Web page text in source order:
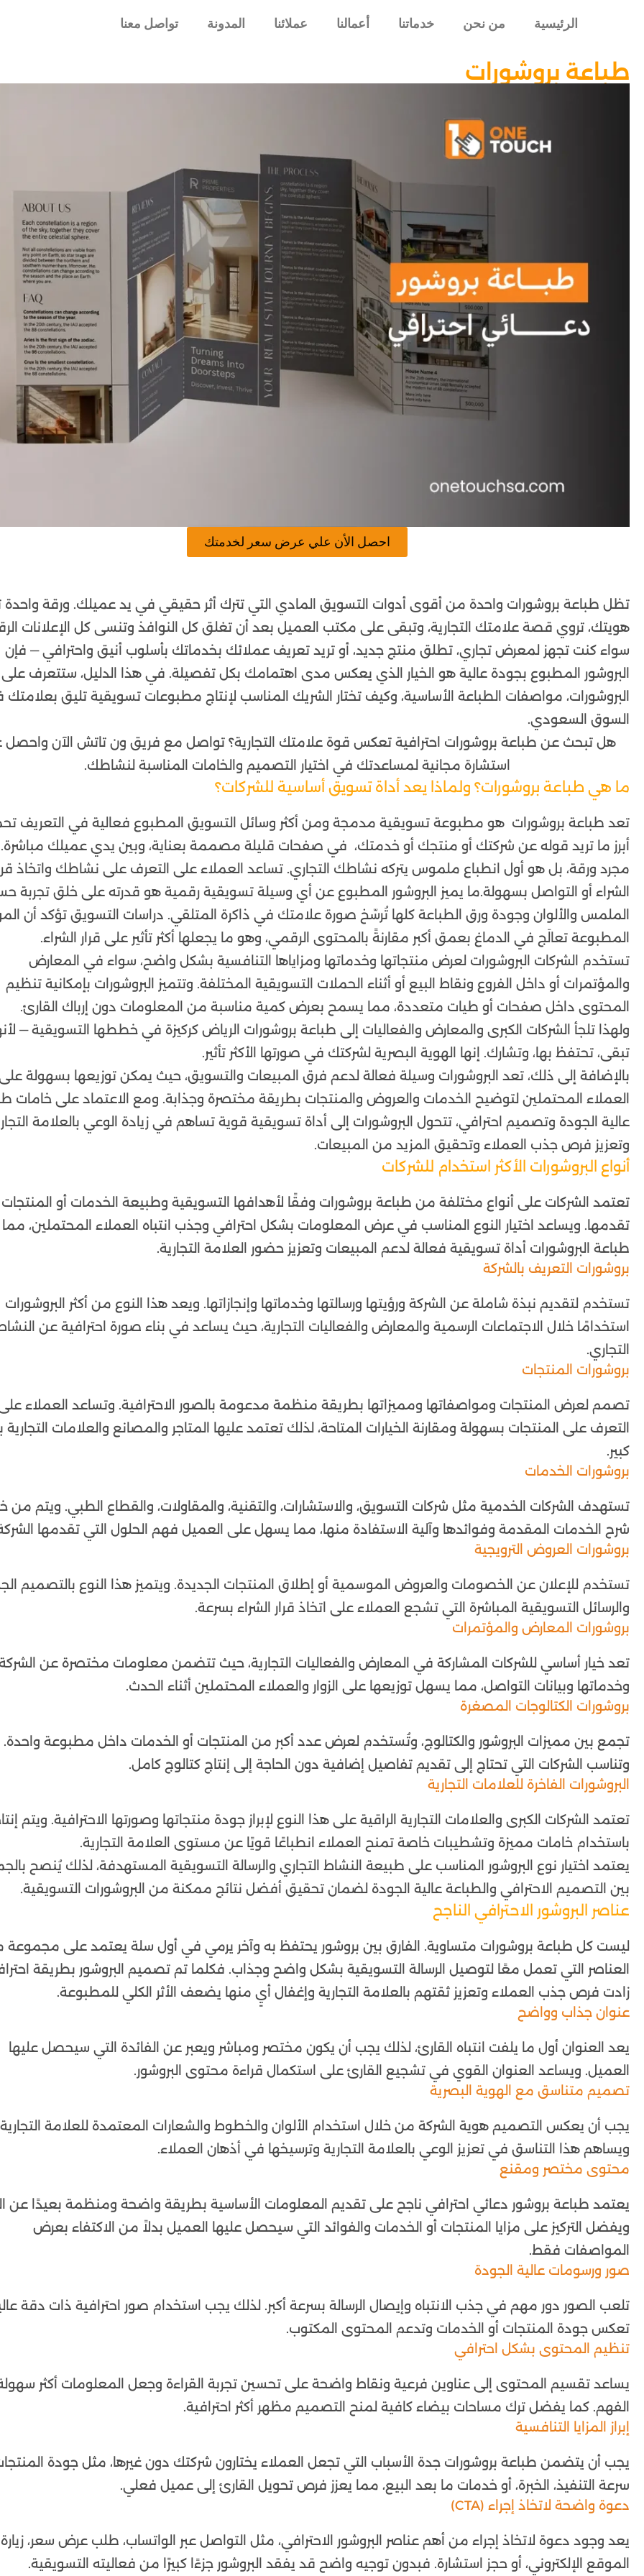
الرئيسية من نحن خدماتنا أعمالنا عملائنا المدونة تواصل معنا
طباعة بروشورات
احصل الأن علي عرض سعر لخدمتك
تظل طباعة بروشورات واحدة من أقوى أدوات التسويق المادي التي تترك أثر حقيقي في يد عميلك. ورقة
هويتك، تروي قصة علامتك التجارية، وتبقى على مكتب العميل بعد أن تغلق كل النوافذ وتنسى كل الإعلانات
سواء كنت تجهز لمعرض تجاري، تطلق منتج جديد، أو تريد تعريف عملائك بخدماتك بأسلوب أنيق واحترافي — فإن
البروشور المطبوع بجودة عالية هو الخيار الذي يعكس مدى اهتمامك بكل تفصيلة. في هذا الدليل، ستتعرف على
البروشورات، مواصفات الطباعة الأساسية، وكيف تختار الشريك المناسب لإنتاج مطبوعات تسويقية تليق
السوق السعودي.
هل تبحث عن طباعة بروشورات احترافية تعكس قوة علامتك التجارية؟ تواصل مع فريق ون تاتش الآن واحصل
استشارة مجانية لمساعدتك في اختيار التصميم والخامات المناسبة لنشاطك.
ما هي طباعة بروشورات؟ ولماذا يعد أداة تسويق أساسية للشركات؟
تعد طباعة بروشورات هو مطبوعة تسويقية مدمجة ومن أكثر وسائل التسويق المطبوع فعالية في التعريف
أبرز ما تريد قوله عن شركتك أو منتجك أو خدمتك، في صفحات قليلة مصممة بعناية، وبين يدي عميلك
مجرد ورقة، بل هو أول انطباع ملموس يتركه نشاطك التجاري. تساعد العملاء على التعرف على نشاطك واتخاذ
الشراء أو التواصل بسهولة.ما يميز البروشور المطبوع عن أي وسيلة تسويقية رقمية هو قدرته على خلق تجربة
الملمس والألوان وجودة ورق الطباعة كلها تُرسّخ صورة علامتك في ذاكرة المتلقي. دراسات التسويق تؤكد أن
المطبوعة تعالَج في الدماغ بعمق أكبر مقارنةً بالمحتوى الرقمي، وهو ما يجعلها أكثر تأثير على قرار الشراء.
تستخدم الشركات البروشورات لعرض منتجاتها وخدماتها ومزاياها التنافسية بشكل واضح، سواء في المعارض
والمؤتمرات أو داخل الفروع ونقاط البيع أو أثناء الحملات التسويقية المختلفة. وتتميز البروشورات بإمكانية تنظيم
المحتوى داخل صفحات أو طيات متعددة، مما يسمح بعرض كمية مناسبة من المعلومات دون إرباك القارئ.
ولهذا تلجأ الشركات الكبرى والمعارض والفعاليات إلى طباعة بروشورات الرياض كركيزة في خططها التسويقية —
تبقى، تحتفظ بها، وتشارك. إنها الهوية البصرية لشركتك في صورتها الأكثر تأثير.
بالإضافة إلى ذلك، تعد البروشورات وسيلة فعالة لدعم فرق المبيعات والتسويق، حيث يمكن توزيعها بسهولة
العملاء المحتملين لتوضيح الخدمات والعروض والمنتجات بطريقة مختصرة وجذابة. ومع الاعتماد على خامات
عالية الجودة وتصميم احترافي، تتحول البروشورات إلى أداة تسويقية قوية تساهم في زيادة الوعي بالعلامة
وتعزيز فرص جذب العملاء وتحقيق المزيد من المبيعات.
أنواع البروشورات الأكثر استخدام للشركات
تعتمد الشركات على أنواع مختلفة من طباعة بروشورات وفقًا لأهدافها التسويقية وطبيعة الخدمات أو المنتجات
تقدمها. ويساعد اختيار النوع المناسب في عرض المعلومات بشكل احترافي وجذب انتباه العملاء المحتملين،
طباعة البروشورات أداة تسويقية فعالة لدعم المبيعات وتعزيز حضور العلامة التجارية.
بروشورات التعريف بالشركة
تستخدم لتقديم نبذة شاملة عن الشركة ورؤيتها ورسالتها وخدماتها وإنجازاتها. ويعد هذا النوع من أكثر البروشورات
استخدامًا خلال الاجتماعات الرسمية والمعارض والفعاليات التجارية، حيث يساعد في بناء صورة احترافية عن
التجاري.
بروشورات المنتجات
تصمم لعرض المنتجات ومواصفاتها ومميزاتها بطريقة منظمة مدعومة بالصور الاحترافية. وتساعد العملاء
التعرف على المنتجات بسهولة ومقارنة الخيارات المتاحة، لذلك تعتمد عليها المتاجر والمصانع والعلامات
كبير.
بروشورات الخدمات
تستهدف الشركات الخدمية مثل شركات التسويق، والاستشارات، والتقنية، والمقاولات، والقطاع الطبي. ويتم من
شرح الخدمات المقدمة وفوائدها وآلية الاستفادة منها، مما يسهل على العميل فهم الحلول التي تقدمها
بروشورات العروض الترويجية
تستخدم للإعلان عن الخصومات والعروض الموسمية أو إطلاق المنتجات الجديدة. ويتميز هذا النوع بالتصميم
والرسائل التسويقية المباشرة التي تشجع العملاء على اتخاذ قرار الشراء بسرعة.
بروشورات المعارض والمؤتمرات
تعد خيار أساسي للشركات المشاركة في المعارض والفعاليات التجارية، حيث تتضمن معلومات مختصرة عن
وخدماتها وبيانات التواصل، مما يسهل توزيعها على الزوار والعملاء المحتملين أثناء الحدث.
بروشورات الكتالوجات المصغرة
تجمع بين مميزات البروشور والكتالوج، وتُستخدم لعرض عدد أكبر من المنتجات أو الخدمات داخل مطبوعة واحدة.
وتناسب الشركات التي تحتاج إلى تقديم تفاصيل إضافية دون الحاجة إلى إنتاج كتالوج كامل.
البروشورات الفاخرة للعلامات التجارية
تعتمد الشركات الكبرى والعلامات التجارية الراقية على هذا النوع لإبراز جودة منتجاتها وصورتها الاحترافية. ويتم
باستخدام خامات مميزة وتشطيبات خاصة تمنح العملاء انطباعًا قويًا عن مستوى العلامة التجارية.
يعتمد اختيار نوع البروشور المناسب على طبيعة النشاط التجاري والرسالة التسويقية المستهدفة، لذلك يُنصح
بين التصميم الاحترافي والطباعة عالية الجودة لضمان تحقيق أفضل نتائج ممكنة من البروشورات التسويقية.
عناصر البروشور الاحترافي الناجح
ليست كل طباعة بروشورات متساوية. الفارق بين بروشور يحتفظ به وآخر يرمي في أول سلة يعتمد على
العناصر التي تعمل معًا لتوصيل الرسالة التسويقية بشكل واضح وجذاب. فكلما تم تصميم البروشور بطريقة
زادت فرص جذب العملاء وتعزيز ثقتهم بالعلامة التجارية وإغفال أيٍ منها يضعف الأثر الكلي للمطبوعة.
عنوان جذاب وواضح
يعد العنوان أول ما يلفت انتباه القارئ، لذلك يجب أن يكون مختصر ومباشر ويعبر عن الفائدة التي سيحصل عليها
العميل. ويساعد العنوان القوي في تشجيع القارئ على استكمال قراءة محتوى البروشور.
تصميم متناسق مع الهوية البصرية
يجب أن يعكس التصميم هوية الشركة من خلال استخدام الألوان والخطوط والشعارات المعتمدة للعلامة
ويساهم هذا التناسق في تعزيز الوعي بالعلامة التجارية وترسيخها في أذهان العملاء.
محتوى مختصر ومقنع
يعتمد طباعة بروشور دعائي احترافي ناجح على تقديم المعلومات الأساسية بطريقة واضحة ومنظمة بعيدًا عن
ويفضل التركيز على مزايا المنتجات أو الخدمات والفوائد التي سيحصل عليها العميل بدلاً من الاكتفاء بعرض
المواصفات فقط.
صور ورسومات عالية الجودة
تلعب الصور دور مهم في جذب الانتباه وإيصال الرسالة بسرعة أكبر. لذلك يجب استخدام صور احترافية ذات دقة
تعكس جودة المنتجات أو الخدمات وتدعم المحتوى المكتوب.
تنظيم المحتوى بشكل احترافي
يساعد تقسيم المحتوى إلى عناوين فرعية ونقاط واضحة على تحسين تجربة القراءة وجعل المعلومات أكثر
الفهم. كما يفضل ترك مساحات بيضاء كافية لمنح التصميم مظهر أكثر احترافية.
إبراز المزايا التنافسية
يجب أن يتضمن طباعة بروشورات جدة الأسباب التي تجعل العملاء يختارون شركتك دون غيرها، مثل جودة
سرعة التنفيذ، الخبرة، أو خدمات ما بعد البيع، مما يعزز فرص تحويل القارئ إلى عميل فعلي.
دعوة واضحة لاتخاذ إجراء (CTA)
يعد وجود دعوة لاتخاذ إجراء من أهم عناصر البروشور الاحترافي، مثل التواصل عبر الواتساب، طلب عرض سعر، زيارة
الموقع الإلكتروني، أو حجز استشارة. فبدون توجيه واضح قد يفقد البروشور جزءًا كبيرًا من فعاليته التسويقية.